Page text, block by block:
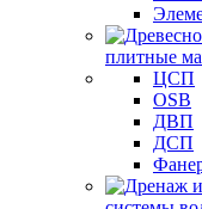
плитные
ЦСП
OSB
ДВП
ДСП